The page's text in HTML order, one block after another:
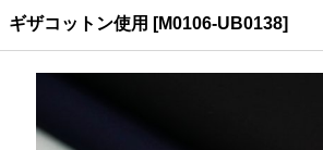
ザコットン使用 [M0106-UB0138]